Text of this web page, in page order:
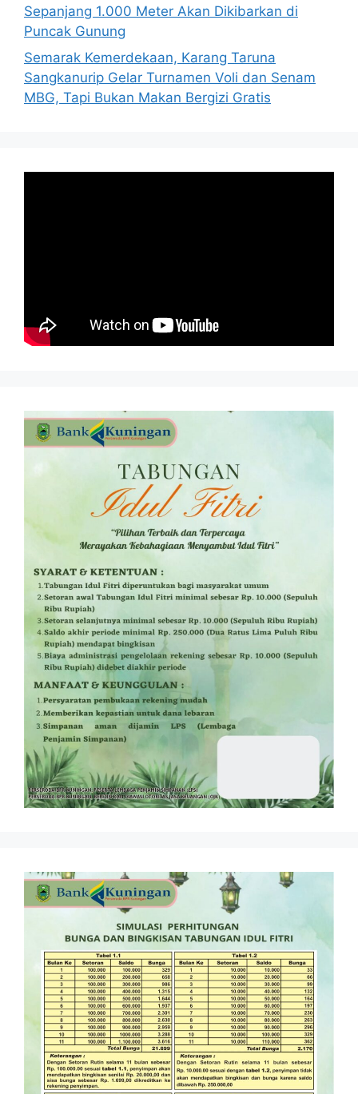
Sepanjang 1.000 Meter Akan Dikibarkan di
Puncak Gunung
Semarak Kemerdekaan, Karang Taruna
Sangkanurip Gelar Turnamen Voli dan Senam
MBG, Tapi Bukan Makan Bergizi Gratis